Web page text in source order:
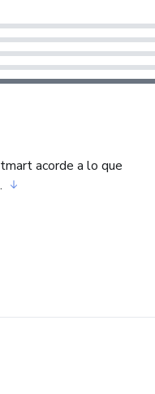
acorde a lo que